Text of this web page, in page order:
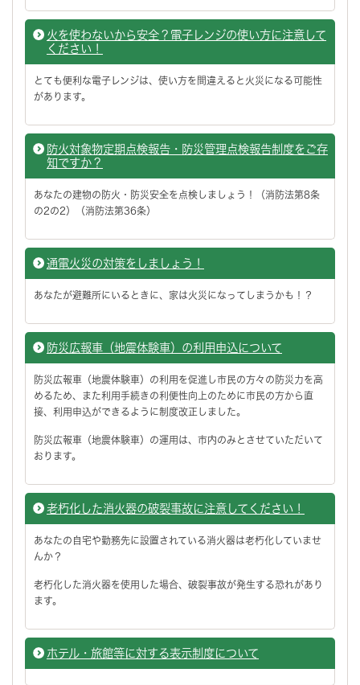
火を使わないから安全？電子レンジの使い方に注意して
ください！
とても便利な電子レンジは、使い方を間違えると火災になる可能性
があります。
防火対象物定期点検報告・防災管理点検報告制度をご存
知ですか？
あなたの建物の防火・防災安全を点検しましょう！（消防法第8条
の2の2）（消防法第36条）
通電火災の対策をしましょう！
あなたが避難所にいるときに、家は火災になってしまうかも！？
防災広報車（地震体験車）の利用申込について
防災広報車（地震体験車）の利用を促進し市民の方々の防災力を高
めるため、また利用手続きの利便性向上のために市民の方から直
接、利用申込ができるように制度改正しました。
防災広報車（地震体験車）の運用は、市内のみとさせていただいて
おります。
老朽化した消火器の破裂事故に注意してください！
あなたの自宅や勤務先に設置されている消火器は老朽化していませ
んか？
老朽化した消火器を使用した場合、破裂事故が発生する恐れがあり
ます。
ホテル・旅館等に対する表示制度について